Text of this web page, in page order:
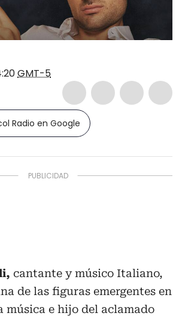
GMT-5
Radio en Google
cantante y músico Italiano,
de las figuras emergentes en
música e hijo del aclamado